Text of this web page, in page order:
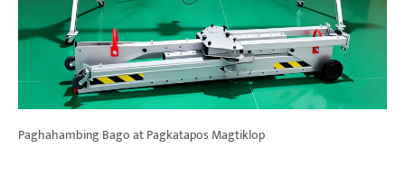
Paghahambing Bago at Pagkatapos Magtiklop